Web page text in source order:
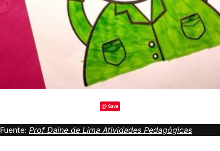
Save
Fuente: Prof Daine de Lima Atividades Pedagógicas